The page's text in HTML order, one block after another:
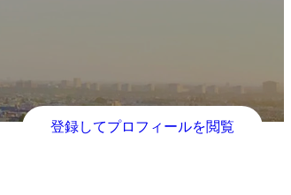
登録してプロフィールを閲覧